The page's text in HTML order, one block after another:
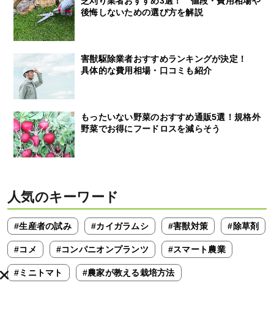
後悔しないための選び方を解説
害獣駆除業者おすすめランキングが決定！
具体的な費用相場・口コミも紹介
もったいない野菜のおすすめ通販5選！規格外
野菜でお得にフードロスを減らそう
人気のキーワード
#生産者の試み #カイガラムシ #害獣対策 #除草剤
#コメ #コンパニオンプランツ #スマート農業
#ミニトマト #農家が教える栽培方法